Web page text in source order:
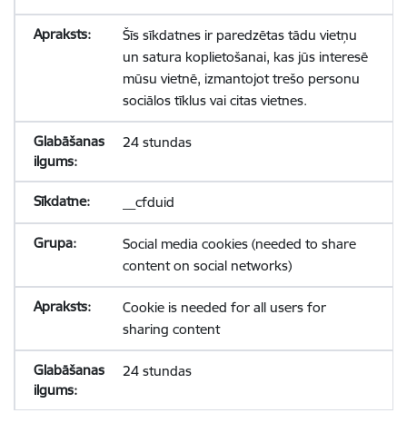
Šīs sīkdatnes ir paredzētas tādu vietņu
un satura koplietošanai, kas jūs interesē
mūsu vietnē, izmantojot trešo personu
sociālos tīklus vai citas vietnes.
24 stundas
__cfduid
Social media cookies (needed to share
content on social networks)
Cookie is needed for all users for
sharing content
24 stundas